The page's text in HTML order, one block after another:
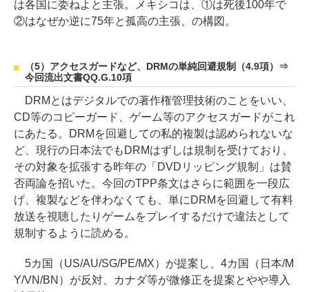
は各国に委ねよと主張。メキシコは、①は死後100年で
②はなぜか逆に75年と孤高の主張、の構図。
（5）アクセスガードなど、DRMの単純回避規制（4.9項）⇒
今回流出文書QQ.G.10項
DRMとはデジタルでの著作権管理技術のことをいい、
CD等のコピーガード、ゲーム等のアクセスガードがこれ
にあたる。DRMを回避しての私的複製は認められないな
ど、現行の日本法でもDRMはずしは規制を受けており、
その対象を拡張する昨年の「DVDリッピング規制」は賛
否両論を招いた。今回のTPP条文はさらに範囲を一段広
げ、複製などを伴わなくても、単にDRMを回避して有料
放送を視聴したりゲームをプレイするだけで違法として
規制するように読める。
5カ国（US/AU/SG/PE/MX）が提案し、4カ国（日本/M
Y/VN/BN）が反対、カナダ等が微修正を提案とやや導入